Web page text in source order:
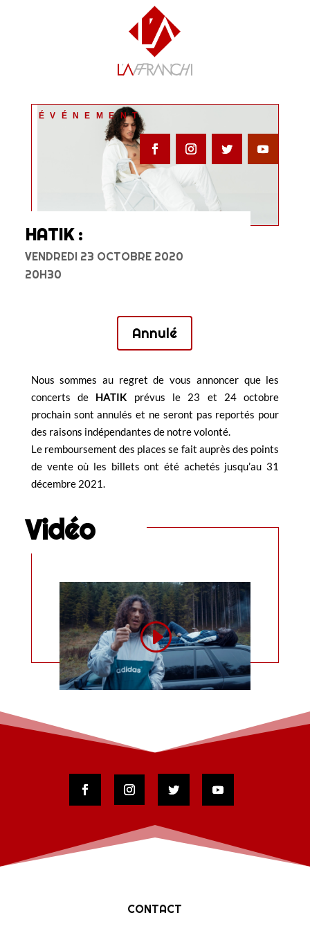
ÉVÉNEMENT
HATIK :
VENDREDI 23 OCTOBRE 2020
20H30
Annulé
Nous sommes au regret de vous annoncer que les
concerts de HATIK prévus le 23 et 24 octobre
prochain sont annulés et ne seront pas reportés pour
des raisons indépendantes de notre volonté.
Le remboursement des places se fait auprès des points
de vente où les billets ont été achetés jusqu’au 31
décembre 2021.
Vidéo
CONTACT